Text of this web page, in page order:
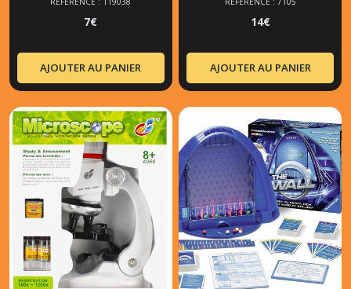
7€
AJOUTER AU PANIER
14€
AJOUTER AU PANIER